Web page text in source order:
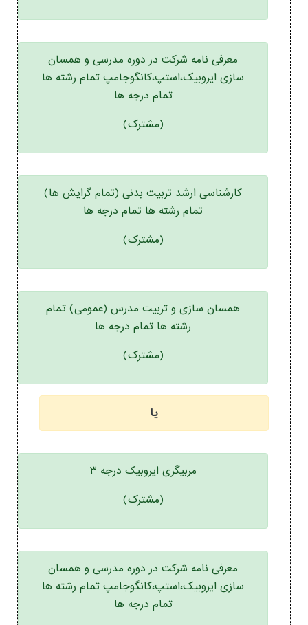
معرفی نامه شرکت در دوره مدرسی و همسان
سازی ایروبیک،استپ،کانگوجامپ تمام رشته ها
تمام درجه ها
(مشترک)
کارشناسی ارشد تربیت بدنی (تمام گرایش ها)
تمام رشته ها تمام درجه ها
(مشترک)
همسان سازی و تربیت مدرس (عمومی) تمام
رشته ها تمام درجه ها
(مشترک)
یا
مربیگری ایروبیک درجه ۳
(مشترک)
معرفی نامه شرکت در دوره مدرسی و همسان
سازی ایروبیک،استپ،کانگوجامپ تمام رشته ها
تمام درجه ها